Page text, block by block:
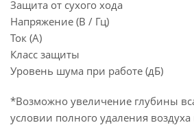
Защита от сухого хода
Напряжение (В / Гц)
Ток (А)
Класс защиты
Уровень шума при работе (дБ)
*Возможно увеличение глубины
условии полного удаления